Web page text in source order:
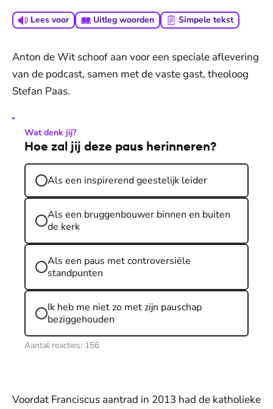
Lees voor Uitleg woorden Simpele tekst
Anton de Wit schoof aan voor een speciale aflevering
van de podcast, samen met de vaste gast, theoloog
Stefan Paas.
Wat denk jij?
Hoe zal jij deze paus herinneren?
Als een inspirerend geestelijk leider
Als een bruggenbouwer binnen en buiten
de kerk
Als een paus met controversiële
standpunten
Ik heb me niet zo met zijn pauschap
beziggehouden
Aantal reacties: 156
Voordat Franciscus aantrad in 2013 had de katholieke